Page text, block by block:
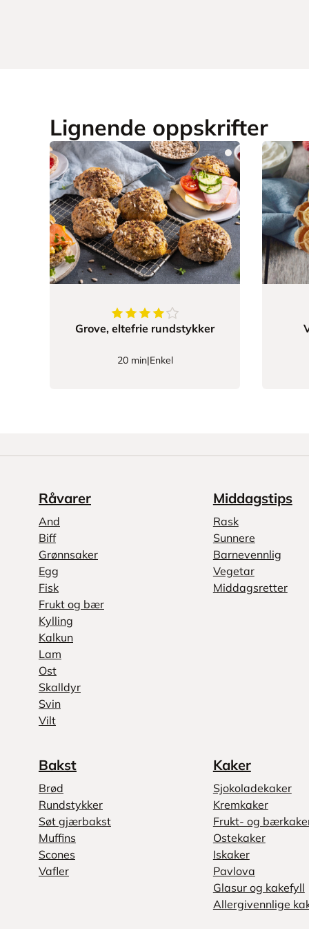
Lignende oppskrifter
4.120481927710843
Grove, eltefrie rundstykker
20 min|Enkel
Råvarer
And
Biff
Grønnsaker
Egg
Fisk
Frukt og bær
Kylling
Kalkun
Lam
Ost
Skalldyr
Svin
Vilt
Middagstips
Rask
Sunnere
Barnevennlig
Vegetar
Middagsretter
Bakst
Brød
Rundstykker
Søt gjærbakst
Muffins
Scones
Vafler
Kaker
Sjokoladekaker
Kremkaker
Frukt- og
Ostekaker
Iskaker
Pavlova
Glasur og kakefyll
Allergivennlige